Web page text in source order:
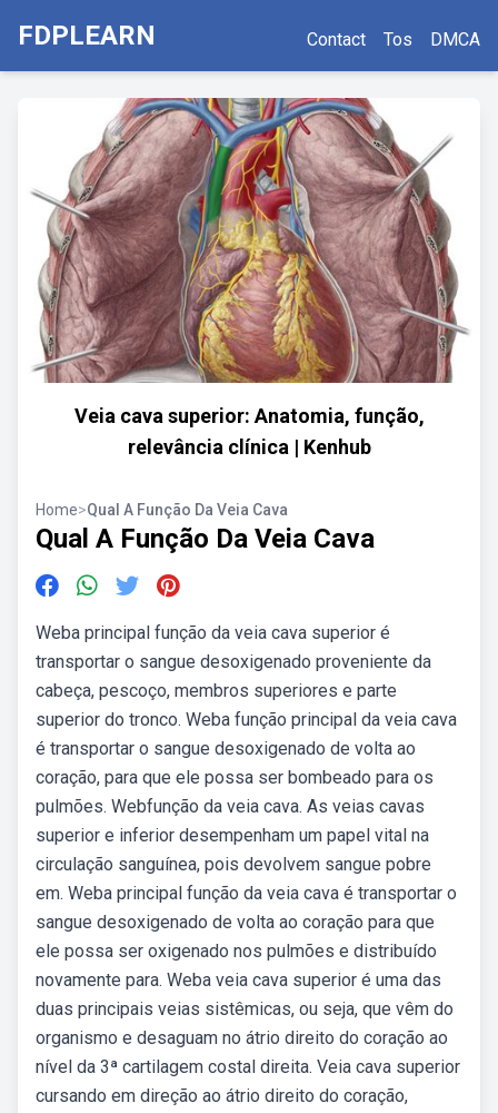
FDPLEARN Contact Tos DMCA
Veia cava superior: Anatomia, função,
relevância clínica | Kenhub
Home>Qual A Função Da Veia Cava
Qual A Função Da Veia Cava
Weba principal função da veia cava superior é
transportar o sangue desoxigenado proveniente da
cabeça, pescoço, membros superiores e parte
superior do tronco. Weba função principal da veia cava
é transportar o sangue desoxigenado de volta ao
coração, para que ele possa ser bombeado para os
pulmões. Webfunção da veia cava. As veias cavas
superior e inferior desempenham um papel vital na
circulação sanguínea, pois devolvem sangue pobre
em. Weba principal função da veia cava é transportar o
sangue desoxigenado de volta ao coração para que
ele possa ser oxigenado nos pulmões e distribuído
novamente para. Weba veia cava superior é uma das
duas principais veias sistêmicas, ou seja, que vêm do
organismo e desaguam no átrio direito do coração ao
nível da 3ª cartilagem costal direita. Veia cava superior
cursando em direção ao átrio direito do coração,